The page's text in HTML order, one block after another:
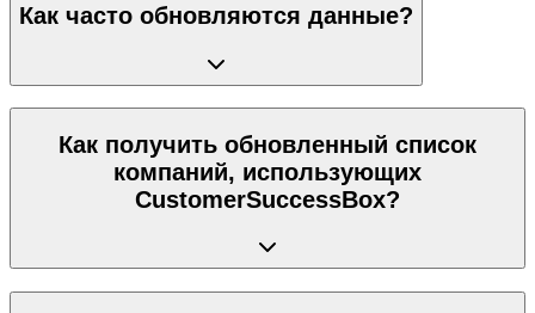
Как часто обновляются данные?
Как получить обновленный список
компаний, использующих
CustomerSuccessBox?